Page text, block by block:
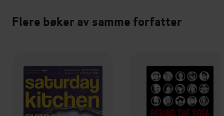
Flere bøker av samme forfatter